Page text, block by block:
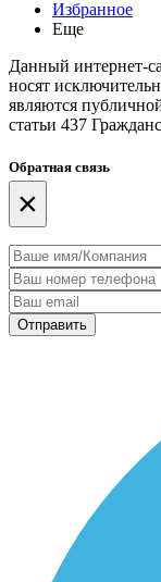
Избранное
Еще
Данный интернет-
носят
являются
статьи 437
Обратная связь
×
Отправить